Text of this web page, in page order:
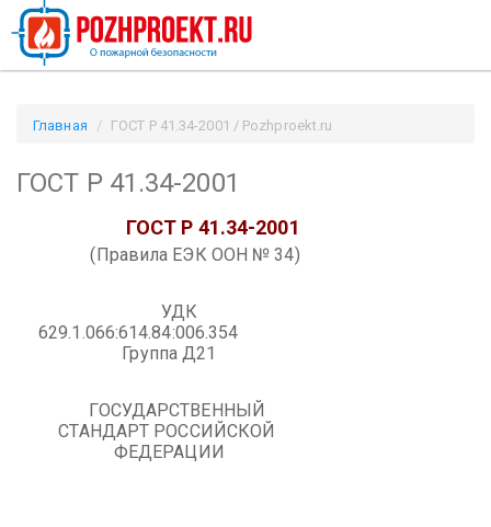
Главная ГОСТ Р 41.34-2001 / Pozhproekt.ru
ГОСТ Р 41.34-2001
ГОСТ Р 41.34-2001
(Правила ЕЭК ООН № 34)
УДК
629.1.066:614.84:006.354
Группа Д21
ГОСУДАРСТВЕННЫЙ
СТАНДАРТ РОССИЙСКОЙ
ФЕДЕРАЦИИ